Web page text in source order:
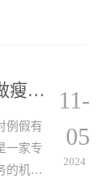
在丽减美瘦吧做瘦身对例假有影响吗？
例假有
一家专
的机
11-
05
2024